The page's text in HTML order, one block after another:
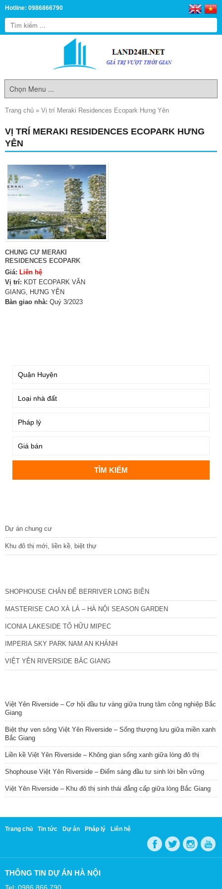
Hotline: 0986866790
Trang chủ » Vị trí Meraki Residences Ecopark Hưng Yên
VỊ TRÍ MERAKI RESIDENCES ECOPARK HƯNG
YÊN
CHUNG CƯ MERAKI
RESIDENCES ECOPARK
Giá: Liên hệ
Vị trí: KDT ECOPARK VĂN
GIANG, HƯNG YÊN
Bàn giao nhà: Quý 3/2023
Dự án chung cư
Khu đô thị mới, liền kề, biệt thự
SHOPHOUSE CHÂN ĐẾ BERRIVER LONG BIÊN
MASTERISE CAO XÀ LÁ – HÀ NỘI SEASON GARDEN
ICONIA LAKESIDE TỐ HỮU MIPEC
IMPERIA SKY PARK NAM AN KHÁNH
VIỆT YÊN RIVERSIDE BẮC GIANG
Việt Yên Riverside – Cơ hội đầu tư vàng giữa trung tâm công nghiệp Bắc
Giang
Biệt thự ven sông Việt Yên Riverside – Sống thượng lưu giữa miền xanh
Bắc Giang
Liền kề Việt Yên Riverside – Không gian sống xanh giữa lòng đô thị
Shophouse Việt Yên Riverside – Điểm sáng đầu tư sinh lời bền vững
Việt Yên Riverside – Khu đô thị sinh thái đẳng cấp giữa lòng Bắc Giang
Trang chủ Tin tức Dự án Pháp lý Liên hệ
THÔNG TIN DỰ ÁN HÀ NỘI